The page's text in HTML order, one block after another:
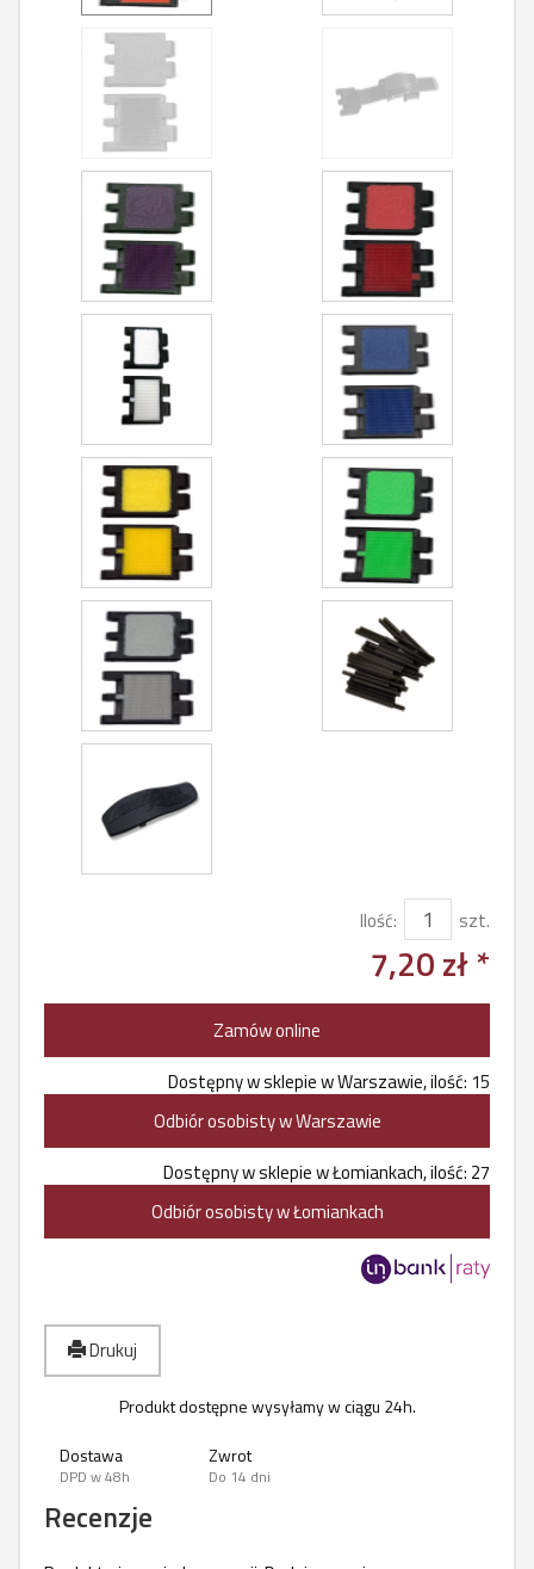
Ilość: szt.
7,20 zł *
Zamów online
Dostępny w sklepie w Warszawie, ilość: 15
Odbiór osobisty w Warszawie
Dostępny w sklepie w Łomiankach, ilość: 27
Odbiór osobisty w Łomiankach
Drukuj
Produkt dostępne wysyłamy w ciągu 24h.
Dostawa
DPD w 48h
Zwrot
Do 14 dni
Recenzje